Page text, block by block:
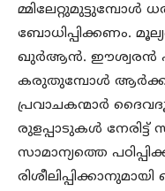
മ്മിലേറ്റുമുട്ടുമ്പോള്‍
ബോധിപ്പിക്കണം.
ഖുര്‍ആന്‍. ഈശ്വരന്‍
കരുതുമ്പോള്‍ ആര്‍ക്കും
പ്രവാചകന്മാര്‍
രുളപ്പാടുകള്‍
സാമാന്യത്തെ